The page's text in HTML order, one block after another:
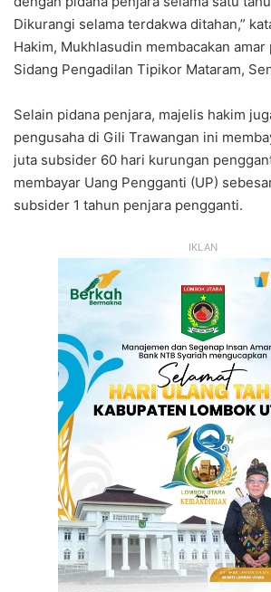
Dikurangi selama terdakwa ditahan,”
Hakim, Mukhlasudin membacakan amar
Sidang Pengadilan Tipikor Mataram,
Selain pidana penjara, majelis hakim
pengusaha di Gili Trawangan ini
juta subsider 60 hari kurungan
membayar Uang Pengganti (UP)
subsider 1 tahun penjara pengganti.
IKLAN